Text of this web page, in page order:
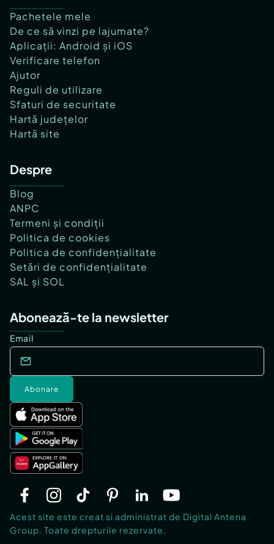
Pachetele mele
De ce să vinzi pe lajumate?
Aplicații: Android și iOS
Verificare telefon
Ajutor
Reguli de utilizare
Sfaturi de securitate
Hartă județelor
Hartă site
Despre
Blog
ANPC
Termeni și condiții
Politica de cookies
Politica de confidențialitate
Setări de confidențialitate
SAL și SOL
Abonează-te la newsletter
Email
Abonare
Acest site este creat si administrat de Digital Antena
Group. Toate drepturile rezervate.